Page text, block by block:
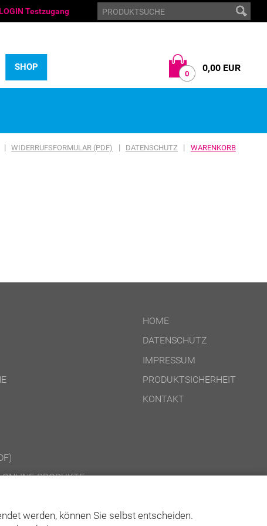
werden, können Sie selbst entscheiden.
Testzugang
SHOP
0 0,00 EUR
| WIDERRUFSFORMULAR (PDF) | DATENSCHUTZ | WARENKORB
PRODUKTE
HOME
DATENSCHUTZ
IMPRESSUM
PRODUKTSICHERHEIT
KONTAKT